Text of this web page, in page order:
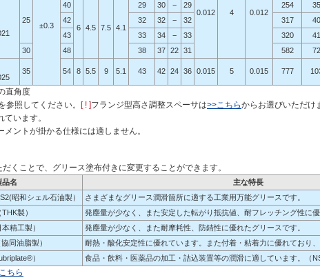
±0.3
0.012 4 0.012
25
40
6 4.5 7.5 4.1
29 30 − 29 254
42 32 32 − 32 317
43 33 34 − 33 320
30 48 38 37 22 31 582
35 54 8 5.5 9 5.1 43 42 24 36 0.015 5 0.015 777
直角度
参照してください。 [ ! ]フランジ型高さ調整スペーサは>>こちらからお選びいただけ
います。
ントが掛かる仕様には適しません。
くことで、グリース塗布付きに変更することができます。
品名
主な特長
昭和シェル石油製）
さまざまなグリース潤滑箇所に適する工業用万能グリースです。
製）
発塵量が少なく、また安定した転がり抵抗値、耐フレッチング性に優
精工製）
発塵量が少なく、また耐摩耗性、防錆性に優れたグリースです。
同油脂製）
耐熱・酸化安定性に優れています。また付着・粘着力に優れており
） 食品・飲料・医薬品の加工・詰込装置等の潤滑に適しています。（
こちら